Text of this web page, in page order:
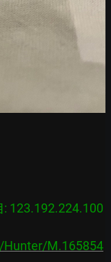
123.192.224.100
M.165854